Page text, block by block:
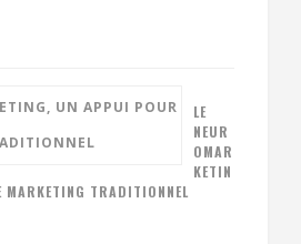
LE
NEUR
OMAR
KETIN
TRADITIONNEL